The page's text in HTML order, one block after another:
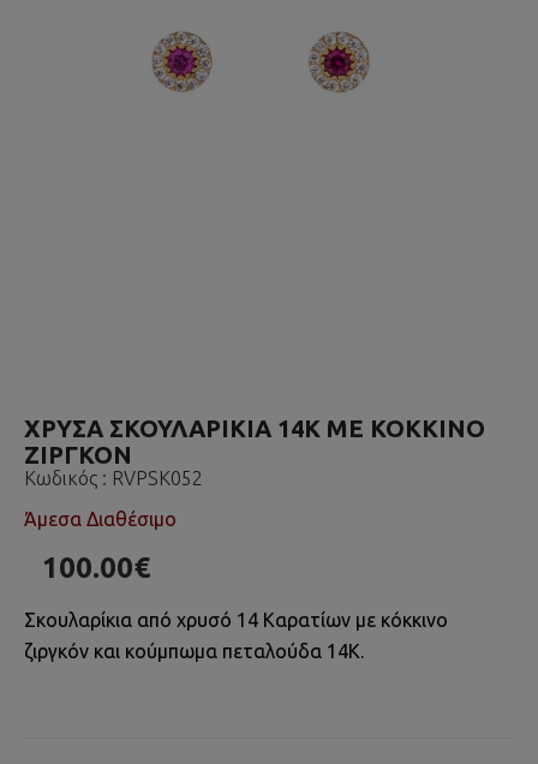
ΧΡΥΣΑ ΣΚΟΥΛΑΡΙΚΙΑ 14K ΜΕ ΚΟΚΚΙΝΟ
ΖΙΡΓΚΟΝ
Κωδικός : RVPSK052
Άμεσα Διαθέσιμο
100.00€
Σκουλαρίκια από χρυσό 14 Καρατίων με κόκκινο
ζιργκόν και κούμπωμα πεταλούδα 14Κ.